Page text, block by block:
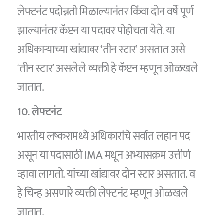
लेफ्टनंट पदोन्नती मिळाल्यानंतर किंवा दोन वर्षे पूर्ण
झाल्यानंतर कॅप्टन या पदावर पोहोचता येते. या
अधिकाऱ्याच्या खांद्यावर ‘तीन स्टार’ असतात असे
‘तीन स्टार’ असलेले व्यक्ती हे कॅप्टन म्हणून ओळखले
जातात.
10. लेफ्टनंट
भारतीय लष्करामध्ये अधिकारांचे सर्वात लहान पद
असून या पदासाठी IMA मधून अभ्यासक्रम उत्तीर्ण
व्हावा लागतो. यांच्या खांद्यावर दोन स्टार असतात. व
हे चिन्ह असणारे व्यक्ती लेफ्टनंट म्हणून ओळखले